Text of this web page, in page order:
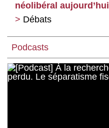
néolibéral aujourd’hui
Débats
Podcasts